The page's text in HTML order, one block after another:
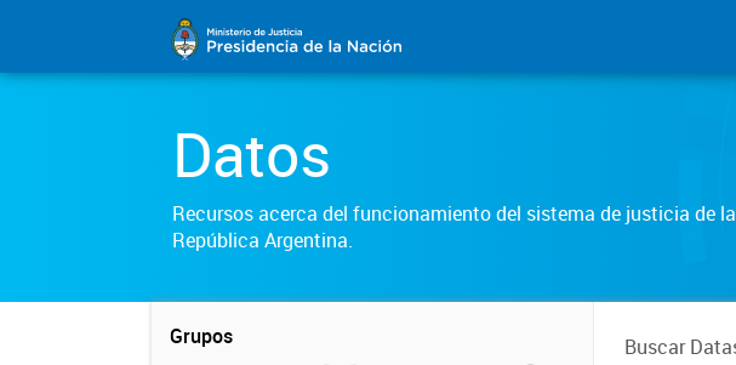
Datos
Recursos acerca del funcionamiento del sistema de justicia de la
República Argentina.
Grupos